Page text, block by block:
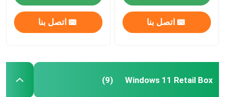
اتصل بنا اتصل بنا
Windows 11 Retail Box
(9)